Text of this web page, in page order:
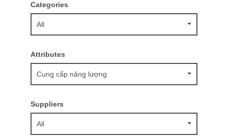
Categories
All
Attributes
Cung cấp năng lượng
Suppliers
All